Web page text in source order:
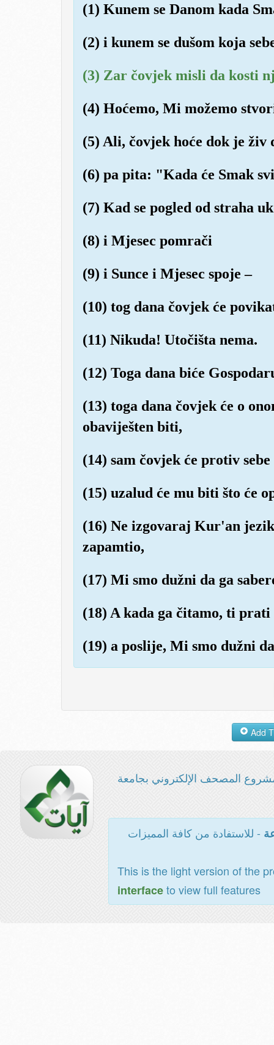
(1) Kunem se Danom kada
(2) i kunem se dušom koja
(3) Zar čovjek misli da kosti
(4) Hoćemo, Mi možemo
(5) Ali, čovjek hoće dok je živ
(6) pa pita: "Kada će Smak
(7) Kad se pogled od straha
(8) i Mjesec pomrači
(9) i Sunce i Mjesec spoje –
(10) tog dana čovjek će
(11) Nikuda! Utočišta nema.
(12) Toga dana biće
(13) toga dana čovjek će o
obaviješten biti,
(14) sam čovjek će protiv
(15) uzalud će mu biti što će
(16) Ne izgovaraj Kur'an
zapamtio,
(17) Mi smo dužni da ga
(18) A kada ga čitamo, ti
(19) a poslije, Mi smo dužni
المصحف الإلكتروني بجامعة
- للاستفادة من كافة المميزات
This is the light version of the
interfaceto view full features